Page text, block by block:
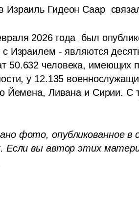
Израиль Гидеон Саар
2026 года  был
Израилем - являются
50.632 человека, имеющих
у 12.135
Йемена, Ливана и Сирии. С
фото, опубликованное